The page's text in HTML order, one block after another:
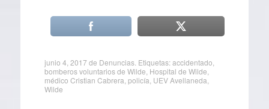
junio 4, 2017 de Denuncias. Etiquetas:accidentado
bomberos voluntarios de Wilde Hospital de Wilde
médico Cristian Cabrera policía UEV Avellaneda
Wilde